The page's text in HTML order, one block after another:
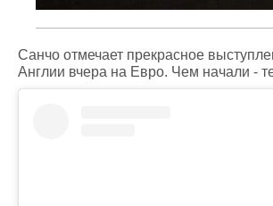
Санчо отмечает прекрасное
Англии вчера на Евро. Чем начали -